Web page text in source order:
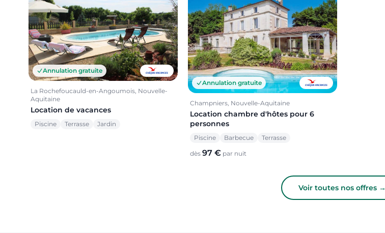
Annulation gratuite
La Rochefoucauld-en-Angoumois, Nouvelle-
Aquitaine
Location de vacances
Piscine Terrasse Jardin
Annulation gratuite
Champniers, Nouvelle-Aquitaine
Location chambre d'hôtes pour 6
personnes
Piscine Barbecue Terrasse
dès 97 € par nuit
Voir toutes nos offres →